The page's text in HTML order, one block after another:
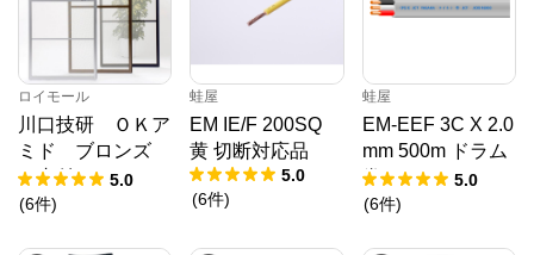
ロイモール
川口技研 ＯＫア
ミド ブロンズ
（内付） １９－
６０
5.0
(6件)
蛙屋
EM IE/F 200SQ
黄 切断対応品
5.0
(6件)
蛙屋
EM-EEF 3C X 2.0
mm 500m ドラム
巻
5.0
(6件)